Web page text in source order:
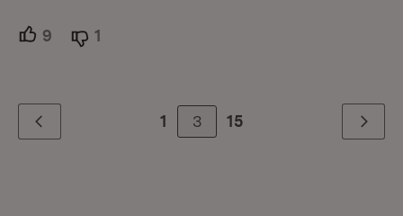
9 Unterstützer.
1
Zurück 1 3 15 Weiter